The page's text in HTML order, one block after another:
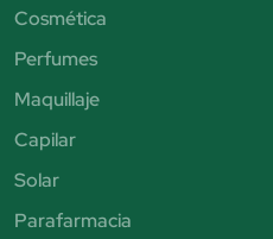
Cosmética
Perfumes
Maquillaje
Capilar
Solar
Parafarmacia